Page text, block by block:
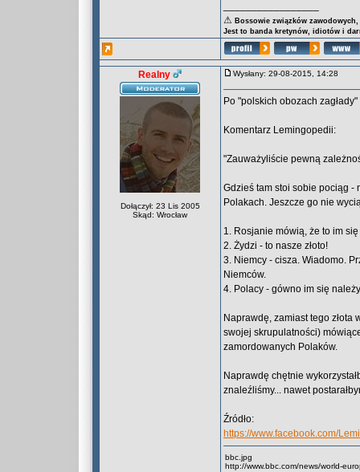
⚠ Bossowie związków
Jest to banda kretynów, idiotów i
Realny
Dołączył: 23 Lis 2005
Skąd: Wrocław
Wysłany: 29-08-2015, 14:28
Po "polskich obozach
Komentarz Lemingopedii:
"Zauważyliście pewną
Gdzieś tam stoi sobie pociąg -
Polakach. Jeszcze go nie
1. Rosjanie mówią, że to im
2. Żydzi - to nasze złoto!
3. Niemcy - cisza. Wiadomo.
Niemców.
4. Polacy - gówno im się
Naprawdę, zamiast tego złota
swojej skrupulatności)
zamordowanych Polaków.
Naprawdę chętnie
znaleźliśmy... nawet
Źródło:
https://www.facebook.com/
bbc.jpg
http://www.bbc.com/news/world-